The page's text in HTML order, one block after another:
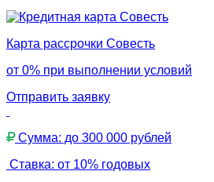
Карта рассрочки Совесть
от 0% при выполнении условий
Отправить заявку
Сумма: до 300 000 рублей
Ставка: от 10% годовых